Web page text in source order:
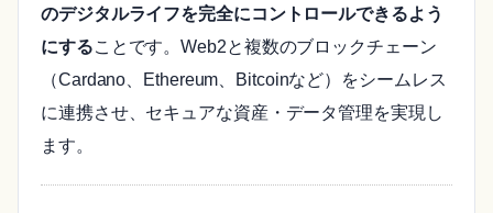
のデジタルライフを完全にコントロールできるよう
にすることです。Web2と複数のブロックチェーン
（Cardano、Ethereum、Bitcoinなど）をシームレス
に連携させ、セキュアな資産・データ管理を実現し
ます。